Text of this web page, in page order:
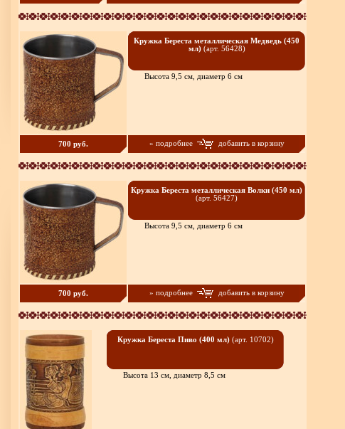
Кружка Береста металлическая Медведь (450
мл)(арт. 56428)
Высота 9,5 см, диаметр 6 см
700 руб. » подробнее добавить в корзину
Кружка Береста металлическая Волки (450 мл)
(арт. 56427)
Высота 9,5 см, диаметр 6 см
700 руб. » подробнее добавить в корзину
Кружка Береста Пиво (400 мл)(арт. 10702)
Высота 13 см, диаметр 8,5 см